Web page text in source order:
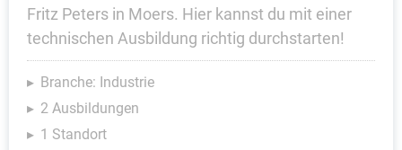
Fritz Peters in Moers. Hier kannst du mit einer
technischen Ausbildung richtig durchstarten!
Branche: Industrie
2 Ausbildungen
1 Standort